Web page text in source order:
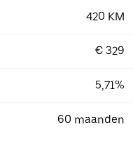
420 KM
€ 329
5,71%
60 maanden